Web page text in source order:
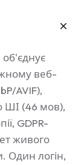
веб-
AVIF),
ШІ (46 мов),
GDPR-
живого
Один логін,